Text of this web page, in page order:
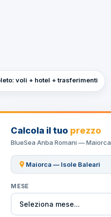
voli + hotel + trasferimenti
Calcola il tuo prezzo
BlueSea Anba Romani — Maiorca
Maiorca — Isole Baleari
MESE